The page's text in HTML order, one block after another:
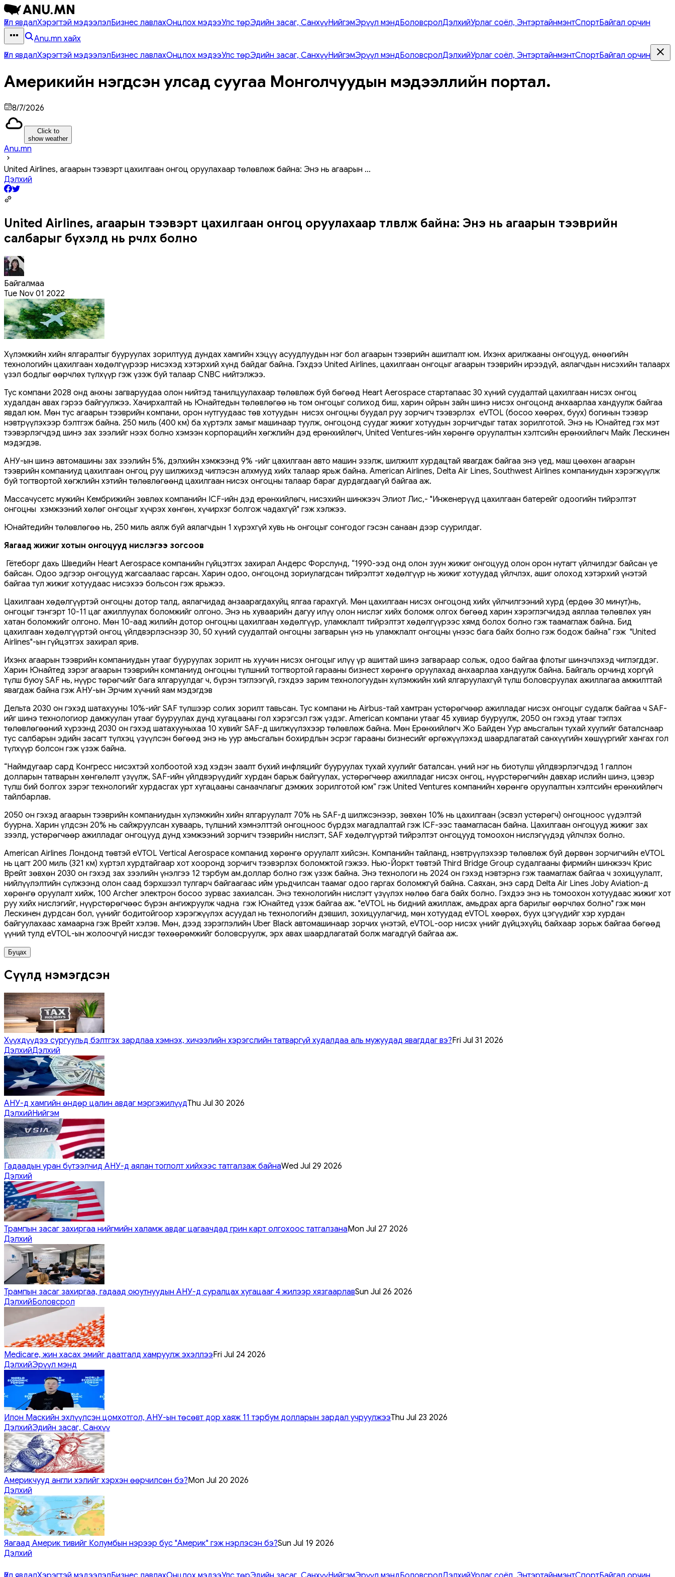
Үйл явдалХэрэгтэй мэдээлэлБизнес лавлахОнцлох мэдээУлс төрЭдийн засаг, СанхүүНийгэмЭрүүл мэндБоловсролДэлхийУрлаг соёл, ЭнтэртайнмэнтСпортБайгал орчин
Anu.mn хайх
Үйл явдалХэрэгтэй мэдээлэлБизнес лавлахОнцлох мэдээУлс төрЭдийн засаг, СанхүүНийгэмЭрүүл мэндБоловсролДэлхийУрлаг соёл, ЭнтэртайнмэнтСпортБайгал орчин
Америкийн нэгдсэн улсад суугаа Монголчуудын мэдээллийн портал.
8/7/2026
Click to
show weather
Anu.mn
United Airlines, агаарын тээвэрт цахилгаан онгоц оруулахаар төлөвлөж байна: Энэ нь агаарын ...
Дэлхий
United Airlines, агаарын тээвэрт цахилгаан онгоц оруулахаар төлөвлөж байна: Энэ нь агаарын тээврийн
салбарыг бүхэлд нь өөрчлөх болно
Байгалмаа
Tue Nov 01 2022
Хүлэмжийн хийн ялгаралтыг бууруулах зорилтууд дундах хамгийн хэцүү асуудлуудын нэг бол агаарын тээврийн ашиглалт юм. Ихэнх арилжааны онгоцууд, өнөөгийн
технологийн цахилгаан хөдөлгүүрээр нисэхэд хэтэрхий хүнд байдаг байна. Гэхдээ United Airlines, цахилгаан онгоцыг агаарын тээврийн ирээдүй, аялагчдын нисэхийн талаарх
үзэл бодлыг өөрчлөх түлхүүр гэж үзэж буй талаар CNBC нийтэлжээ.
Тус компани 2028 онд анхны загваруудаа олон нийтэд танилцуулахаар төлөвлөж буй бөгөөд Heart Aerospace стартапаас 30 хүний ​​суудалтай цахилгаан нисэх онгоц
худалдан авах гэрээ байгуулжээ. Хачирхалтай нь Юнайтедын төлөвлөгөө нь том онгоцыг солиход биш, харин ойрын зайн шинэ нисэх онгоцонд анхаарлаа хандуулж байгаа
явдал юм. Мөн тус агаарын тээврийн компани, орон нутгуудаас төв хотуудын нисэх онгоцны буудал руу зорчигч тээвэрлэх eVTOL (босоо хөөрөх, буух) богинын тээвэр
нэвтрүүлэхээр бэлтгэж байна. 250 миль (400 км) ба хүртэлх замыг машинаар туулж, онгоцонд суудаг жижиг хотуудын зорчигчдыг татах зорилготой. Энэ нь Юнайтед гэх мэт
тээвэрлэгчдэд шинэ зах зээлийг нээх болно хэмээн корпорацийн хөгжлийн дэд ерөнхийлөгч, United Ventures-ийн хөрөнгө оруулалтын хэлтсийн ерөнхийлөгч Майк Лескинен
мэдэгдэв.
АНУ-ын шинэ автомашины зах зээлийн 5%, дэлхийн хэмжээнд 9% -ийг цахилгаан авто машин эзэлж, шилжилт хурдацтай явагдаж байгаа энэ үед, маш цөөхөн агаарын
тээврийн компаниуд цахилгаан онгоц руу шилжихэд чиглэсэн алхмууд хийх талаар ярьж байна. American Airlines, Delta Air Lines, Southwest Airlines компаниудын хэрэгжүүлж
буй тогтвортой хөгжлийн хэтийн төлөвлөгөөнд цахилгаан нисэх онгоцны талаар бараг дурдагдаагүй байгаа аж.
Массачусетс мужийн Кембрижийн зөвлөх компанийн ICF-ийн дэд ерөнхийлөгч, нисэхийн шинжээч Элиот Лис,- "Инженерүүд цахилгаан батерейг одоогийн тийрэлтэт
онгоцны хэмжээний хөлөг онгоцыг хүчрэх хөнгөн, хүчирхэг болгож чадахгүй" гэж хэлжээ.
Юнайтедийн төлөвлөгөө нь, 250 миль аялж буй аялагчдын 1 хүрэхгүй хувь нь онгоцыг сонгодог гэсэн санаан дээр суурилдаг.
Яагаад жижиг хотын онгоцууд нислэгээ зогсоов
Гётеборг дахь Шведийн Heart Aerospace компанийн гүйцэтгэх захирал Андерс Форслунд, “1990-ээд онд олон зуун жижиг онгоцууд олон орон нутагт үйлчилдэг байсан үе
байсан. Одоо эдгээр онгоцууд жагсаалаас гарсан. Харин одоо, онгоцонд зориулагдсан тийрэлтэт хөдөлгүүр нь жижиг хотуудад үйлчлэх, ашиг олоход хэтэрхий үнэтэй
байгаа тул жижиг хотуудаас нисэхээ больсон гэж ярьжээ.
Цахилгаан хөдөлгүүртэй онгоцны дотор талд, аялагчидад анзаарагдахуйц ялгаа гарахгүй. Мөн цахилгаан нисэх онгоцонд хийх үйлчилгээний хурд (ердөө 30 минут)нь,
онгоцыг тэнгэрт 10-11 цаг ажиллуулах боломжийг олгоно. Энэ нь хуваарийн дагуу илүү олон нислэг хийх боломж олгох бөгөөд харин хэрэглэгчидэд аяллаа төлөвлөх уян
хатан боломжийг олгоно. Мөн 10-аад жилийн дотор онгоцны цахилгаан хөдөлгүүр, уламжлалт тийрэлтэт хөдөлгүүрээс хямд болох болно гэж таамаглаж байна. Бид
цахилгаан хөдөлгүүртэй онгоц үйлдвэрлэснээр 30, 50 хүний суудалтай онгоцны загварын үнэ нь уламжлалт онгоцны үнээс бага байх болно гэж бодож байна” гэж "United
Airlines"-ын гүйцэтгэх захирал ярив.
Ихэнх агаарын тээврийн компаниудын утааг бууруулах зорилт нь хуучин нисэх онгоцыг илүү үр ашигтай шинэ загвараар сольж, одоо байгаа флотыг шинэчлэхэд чиглэгддэг.
Харин Юнайтед зэрэг агаарын тээврийн компаниуд онгоцны түлшний тогтвортой гарааны бизнест хөрөнгө оруулахад анхаарлаа хандуулж байна. Байгаль орчинд хоргүй
түлш буюу SAF нь, нүүрс төрөгчийг бага ялгаруулдаг ч, бүрэн тэглээгүй, гэхдээ зарим технологуудын хүлэмжийн хий ялгаруулахгүй түлш боловсруулах ажиллагаа амжилттай
явагдаж байна гэж АНУ-ын Эрчим хүчний яам мэдэгдэв
Дельта 2030 он гэхэд шатахууны 10%-ийг SAF түлшээр солих зорилт тавьсан. Тус компани нь Airbus-тай хамтран устөрөгчөөр ажилладаг нисэх онгоцыг судалж байгаа ч SAF-
ийг шинэ технологиор дамжуулан утааг бууруулах дунд хугацааны гол хэрэгсэл гэж үздэг. American компани утааг 45 хувиар бууруулж, 2050 он гэхэд утааг тэглэх
төлөвлөгөөний хүрээнд 2030 он гэхэд шатахууныхаа 10 хувийг SAF-д шилжүүлэхээр төлөвлөж байна. Мөн Ерөнхийлөгч Жо Байден Уур амьсгалын тухай хуулийг баталснаар
тус салбарын эдийн засагт түлхэц үзүүлсэн бөгөөд энэ нь уур амьсгалын бохирдлын эсрэг гарааны бизнесийг өргөжүүлэхэд шаардлагатай санхүүгийн хөшүүргийг хангах гол
түлхүүр болсон гэж үзэж байна.
“Наймдугаар сард Конгресс нисэхтэй холбоотой хэд хэдэн заалт бүхий инфляцийг бууруулах тухай хуулийг баталсан. Үүний нэг нь биотүлш үйлдвэрлэгчдэд 1 галлон
долларын татварын хөнгөлөлт үзүүлж, SAF-ийн үйлдвэрүүдийг хурдан барьж байгуулах, устөрөгчөөр ажилладаг нисэх онгоц, нүүрстөрөгчийн давхар ислийн шинэ, цэвэр
түлш бий болгох зэрэг технологийг хурдасгах урт хугацааны санаачлагыг дэмжих зорилготой юм” гэж United Ventures компанийн хөрөнгө оруулалтын хэлтсийн ерөнхийлөгч
тайлбарлав.
2050 он гэхэд агаарын тээврийн компаниудын хүлэмжийн хийн ялгаруулалт 70% нь SAF-д шилжсэнээр, зөвхөн 10% нь цахилгаан (эсвэл устөрөгч) онгоцноос үүдэлтэй
буурна. Харин үлдсэн 20% нь сайжруулсан хуваарь, түлшний хэмнэлттэй онгоцноос бүрдэх магадлалтай гэж ICF-ээс таамагласан байна. Цахилгаан онгоцууд жижиг зах
зээлд, устөрөгчөөр ажилладаг онгоцууд дунд хэмжээний зорчигч тээврийн нислэгт, SAF хөдөлгүүртэй тийрэлтэт онгоцууд томоохон нислэгүүдэд үйлчлэх болно.
American Airlines Лондонд төвтэй eVTOL Vertical Aerospace компанид хөрөнгө оруулалт хийсэн. Компанийн тайланд, нэвтрүүлэхээр төлөвлөж буй дөрвөн зорчигчийн eVTOL
нь цагт 200 миль (321 км) хүртэл хурдтайгаар хот хооронд зорчигч тээвэрлэх боломжтой гэжээ. Нью-Йоркт төвтэй Third Bridge Group судалгааны фирмийн шинжээч Крис
Врейт зөвхөн 2030 он гэхэд зах зээлийн үнэлгээ 12 тэрбум ам.доллар болно гэж үзэж байна. Энэ технологи нь 2024 он гэхэд нэвтэрнэ гэж таамаглаж байгаа ч зохицуулалт,
нийлүүлэлтийн сүлжээнд олон саад бэрхшээл тулгарч байгаагаас ийм урьдчилсан таамаг одоо гаргах боломжгүй байна. Саяхан, энэ сард Delta Air Lines Joby Aviation-д
хөрөнгө оруулалт хийж, 100 Archer электрон босоо зурвас захиалсан. Энэ технологийн нислэгт үзүүлэх нөлөө бага байх болно. Гэхдээ энэ нь томоохон хотуудаас жижиг хот
руу хийх нислэгийг, нүүрстөрөгчөөс бүрэн ангижруулж чадна гэж Юнайтед үзэж байгаа аж. "eVTOL нь бидний ажиллаж, амьдрах арга барилыг өөрчлөх болно" гэж мөн
Лескинен дурдсан бол, үүнийг бодитойгоор хэрэгжүүлэх асуудал нь технологийн дэвшил, зохицуулагчид, мөн хотуудад eVTOL хөөрөх, буух цэгүүдийг хэр хурдан
байгуулахаас хамаарна гэж Врейт хэлэв. Мөн, дээд зэрэглэлийн Uber Black автомашинаар зорчих үнэтэй, eVTOL-оор нисэх үнийг дүйцэхүйц байхаар зорьж байгаа бөгөөд
үүний тулд eVTOL-ын жолоочгүй нисдэг төхөөрөмжийг боловсруулж, эрх авах шаардлагатай болж магадгүй байгаа аж.
Буцах
Сүүлд нэмэгдсэн
Хүүхдүүдээ сургуульд бэлтгэх зардлаа хэмнэх, хичээлийн хэрэгслийн татваргүй худалдаа аль мужуудад явагддаг вэ?Fri Jul 31 2026
ДэлхийДэлхий
АНУ-д хамгийн өндөр цалин авдаг мэргэжилүүдThu Jul 30 2026
ДэлхийНийгэм
Гадаадын уран бүтээлчид АНУ-д аялан тоглолт хийхээс татгалзаж байнаWed Jul 29 2026
Дэлхий
Трампын засаг захиргаа нийгмийн халамж авдаг цагаачдад грин карт олгохоос татгалзанаMon Jul 27 2026
Дэлхий
Трампын засаг захиргаа, гадаад оюутнуудын АНУ-д суралцах хугацааг 4 жилээр хязгаарлавSun Jul 26 2026
ДэлхийБоловсрол
Medicare, жин хасах эмийг даатгалд хамруулж эхэллээFri Jul 24 2026
ДэлхийЭрүүл мэнд
Илон Маскийн эхлүүлсэн цомхотгол, АНУ-ын төсөвт дор хаяж 11 тэрбум долларын зардал учруулжээThu Jul 23 2026
ДэлхийЭдийн засаг, Санхүү
Америкчууд англи хэлийг хэрхэн өөрчилсөн бэ?Mon Jul 20 2026
Дэлхий
Яагаад Америк тивийг Колумбын нэрээр бус "Америк" гэж нэрлэсэн бэ?Sun Jul 19 2026
Дэлхий